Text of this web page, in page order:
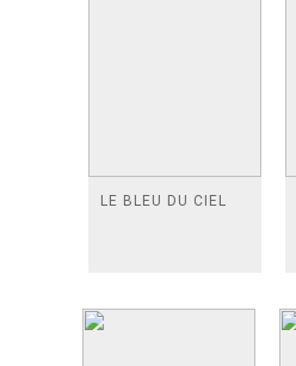
LE BLEU DU CIEL